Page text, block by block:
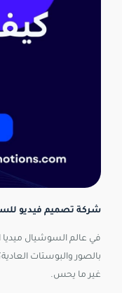
شركة تصميم فيديو للسوشيال ميديا في 2026 —
في عالم السوشيال ميديا
غير ما يحس.